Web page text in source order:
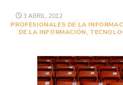
PUBLICADO
EL
3 ABRIL, 2012
PROFESIONALES DE LA
DE LA INFORMACIÓN,